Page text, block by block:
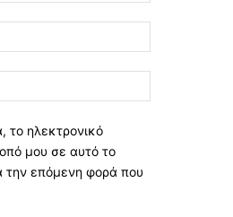
το ηλεκτρονικό
μου σε αυτό το
την επόμενη φορά που